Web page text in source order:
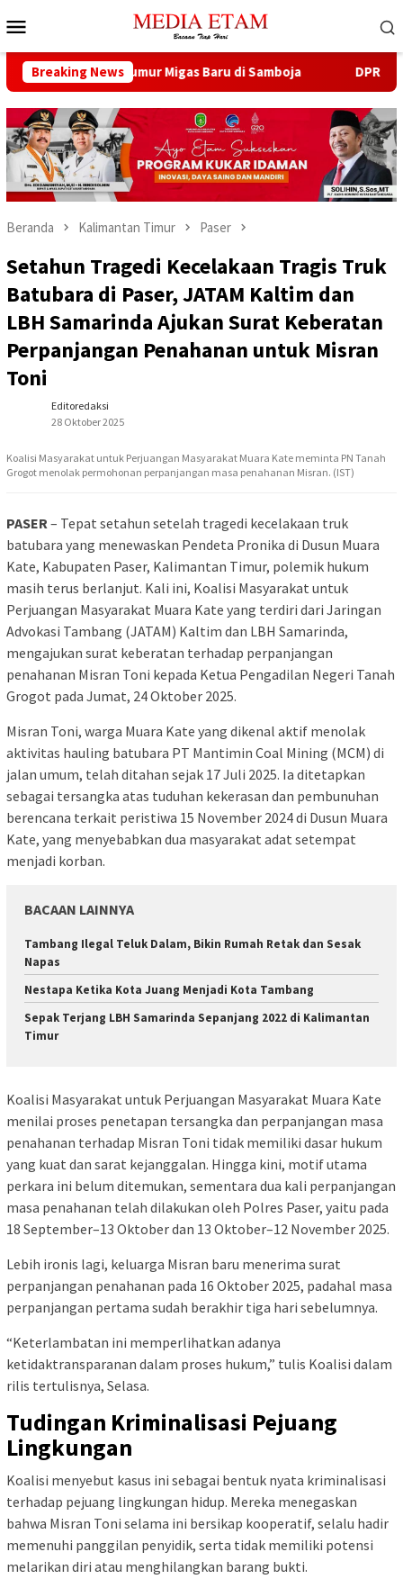
ke
Mobile
Breaking News
Buka 13 Sumur Migas Baru di Samboja DPRD
Beranda Kalimantan Timur Paser
Setahun Tragedi Kecelakaan Tragis Truk
Batubara di Paser, JATAM Kaltim dan
LBH Samarinda Ajukan Surat Keberatan
Perpanjangan Penahanan untuk Misran
Toni
Editoredaksi
28 Oktober 2025
Koalisi Masyarakat untuk Perjuangan Masyarakat Muara Kate meminta PN Tanah
Grogot menolak permohonan perpanjangan masa penahanan Misran. (IST)
PASER – Tepat setahun setelah tragedi kecelakaan truk
batubara yang menewaskan Pendeta Pronika di Dusun Muara
Kate, Kabupaten Paser, Kalimantan Timur, polemik hukum
masih terus berlanjut. Kali ini, Koalisi Masyarakat untuk
Perjuangan Masyarakat Muara Kate yang terdiri dari Jaringan
Advokasi Tambang (JATAM) Kaltim dan LBH Samarinda,
mengajukan surat keberatan terhadap perpanjangan
penahanan Misran Toni kepada Ketua Pengadilan Negeri Tanah
Grogot pada Jumat, 24 Oktober 2025.
Misran Toni, warga Muara Kate yang dikenal aktif menolak
aktivitas hauling batubara PT Mantimin Coal Mining (MCM) di
jalan umum, telah ditahan sejak 17 Juli 2025. Ia ditetapkan
sebagai tersangka atas tuduhan kekerasan dan pembunuhan
berencana terkait peristiwa 15 November 2024 di Dusun Muara
Kate, yang menyebabkan dua masyarakat adat setempat
menjadi korban.
BACAAN LAINNYA
Tambang Ilegal Teluk Dalam, Bikin Rumah Retak dan Sesak
Napas
Nestapa Ketika Kota Juang Menjadi Kota Tambang
Sepak Terjang LBH Samarinda Sepanjang 2022 di Kalimantan
Timur
Koalisi Masyarakat untuk Perjuangan Masyarakat Muara Kate
menilai proses penetapan tersangka dan perpanjangan masa
penahanan terhadap Misran Toni tidak memiliki dasar hukum
yang kuat dan sarat kejanggalan. Hingga kini, motif utama
perkara ini belum ditemukan, sementara dua kali perpanjangan
masa penahanan telah dilakukan oleh Polres Paser, yaitu pada
18 September–13 Oktober dan 13 Oktober–12 November 2025.
Lebih ironis lagi, keluarga Misran baru menerima surat
perpanjangan penahanan pada 16 Oktober 2025, padahal masa
perpanjangan pertama sudah berakhir tiga hari sebelumnya.
“Keterlambatan ini memperlihatkan adanya
ketidaktransparanan dalam proses hukum,” tulis Koalisi dalam
rilis tertulisnya, Selasa.
Tudingan Kriminalisasi Pejuang
Lingkungan
Koalisi menyebut kasus ini sebagai bentuk nyata kriminalisasi
terhadap pejuang lingkungan hidup. Mereka menegaskan
bahwa Misran Toni selama ini bersikap kooperatif, selalu hadir
memenuhi panggilan penyidik, serta tidak memiliki potensi
melarikan diri atau menghilangkan barang bukti.